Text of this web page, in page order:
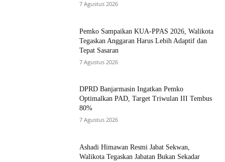
7 Agustus 2026
Pemko Sampaikan KUA-PPAS 2026, Walikota
Tegaskan Anggaran Harus Lebih Adaptif dan
Tepat Sasaran
7 Agustus 2026
DPRD Banjarmasin Ingatkan Pemko
Optimalkan PAD, Target Triwulan III Tembus
80%
7 Agustus 2026
Ashadi Himawan Resmi Jabat Sekwan,
Walikota Tegaskan Jabatan Bukan Sekadar